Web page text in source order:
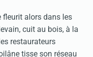
fleurit alors dans les
cuit au bois, à la
restaurateurs
tisse son réseau